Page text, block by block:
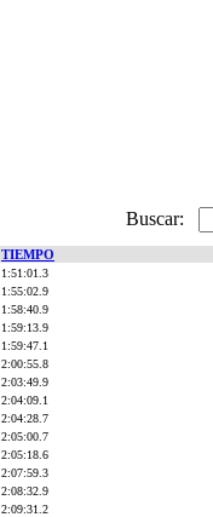
Buscar:
TIEMPO
1:51:01.3
1:55:02.9
1:58:40.9
1:59:13.9
1:59:47.1
2:00:55.8
2:03:49.9
2:04:09.1
2:04:28.7
2:05:00.7
2:05:18.6
2:07:59.3
2:08:32.9
2:09:31.2